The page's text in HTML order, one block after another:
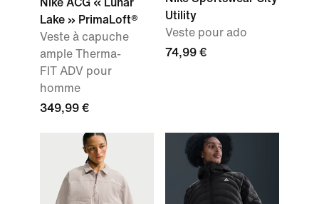
Nike ACG « Lunar
Lake » PrimaLoft®
Veste à capuche
ample Therma-
FIT ADV pour
homme
349,99 €
Utility
Veste pour ado
74,99 €